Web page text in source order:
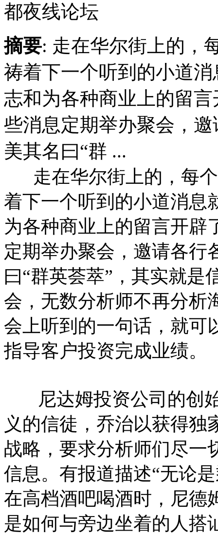
都夜线论坛
摘要: 走在华尔街上的，
祷着下一个听到的小道
志和为各种商业上的留
些消息定期举办聚会，
美其名曰“群 ...
走在华尔街上的，每个
着下一个听到的小道消息
为各种商业上的留言开辟
定期举办聚会，邀请各行
曰“群英荟萃”，其实就是
会，无数分析师不再分析
会上听到的一句话，就可
指导客户投资完成业绩。
尼达姆投资公司的创始
义的信徒，乔治以获得独
战略，要求分析师们尽一
信息。有报道描述“无论
在高档酒吧喝酒时，尼德
是如何与旁边坐着的人搭